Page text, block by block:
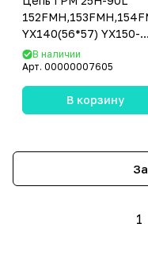
YX140(56*57) YX150-
5(56*60) SFR
В наличии
Арт. 00000007605
В корзину
1